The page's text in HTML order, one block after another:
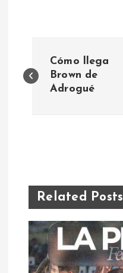
a
c
Cómo llega
Brown de
Adrogué
Related Posts